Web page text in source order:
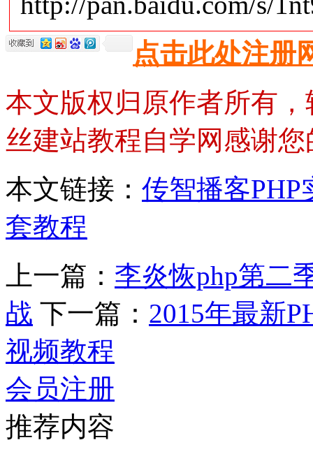
点击此处注册
本文版权归原作者所有
丝建站教程自学网感谢
本文链接： 传智播客
套教程
上一篇： 李炎恢php第二
战 下一篇： 2015年最新
视频教程
会员注册
推荐内容